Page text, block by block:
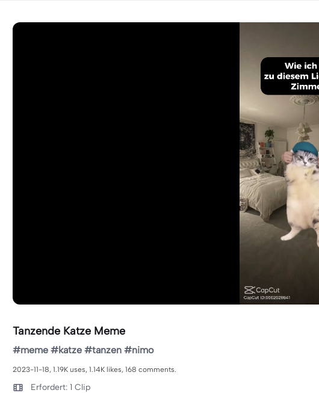
Tanzende Katze Meme
#meme #katze #tanzen #nimo
2023-11-18, 1.19K uses, 1.14K likes, 168 comments.
Erfordert: 1 Clip